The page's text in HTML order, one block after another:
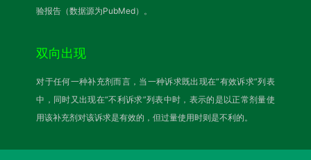
验报告（数据源为PubMed）。
双向出现
对于任何一种补充剂而言，当一种诉求既出现在“有效诉求”列表
中，同时又出现在“不利诉求”列表中时，表示的是以正常剂量使
用该补充剂对该诉求是有效的，但过量使用时则是不利的。